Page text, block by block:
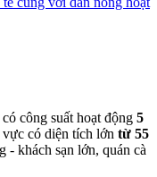
công suất hoạt động 5
có diện tích lớn từ 55
- khách sạn lớn, quán cà